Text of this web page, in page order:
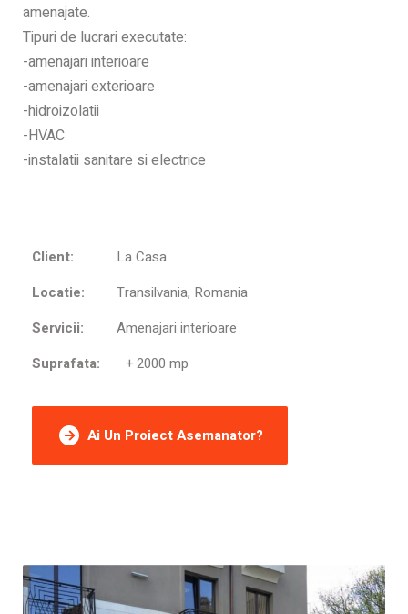
amenajate.
Tipuri de lucrari executate:
-amenajari interioare
-amenajari exterioare
-hidroizolatii
-HVAC
-instalatii sanitare si electrice
Client:
La Casa
Locatie:
Transilvania, Romania
Servicii:
Amenajari interioare
Suprafata:
+ 2000 mp
Ai Un Proiect Asemanator?